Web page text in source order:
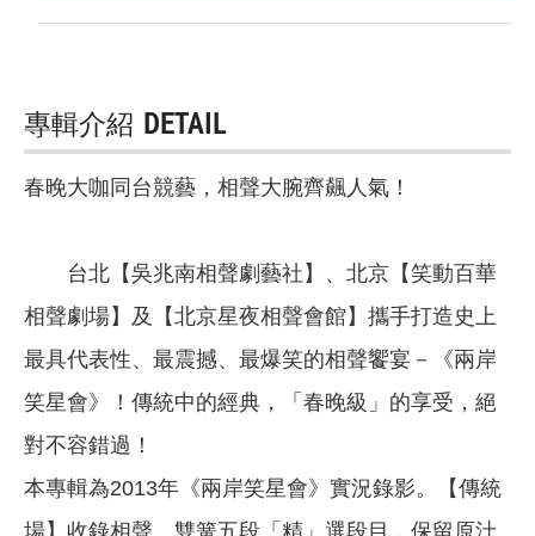
專輯介紹 DETAIL
春晚大咖同台競藝，相聲大腕齊飆人氣！
台北【吳兆南相聲劇藝社】、北京【笑動百華
相聲劇場】及【北京星夜相聲會館】攜手打造史上
最具代表性、最震撼、最爆笑的相聲饗宴－《兩岸
笑星會》！傳統中的經典，「春晚級」的享受，絕
對不容錯過！
本專輯為2013年《兩岸笑星會》實況錄影。【傳統
場】收錄相聲、雙簧五段「精」選段目，保留原汁